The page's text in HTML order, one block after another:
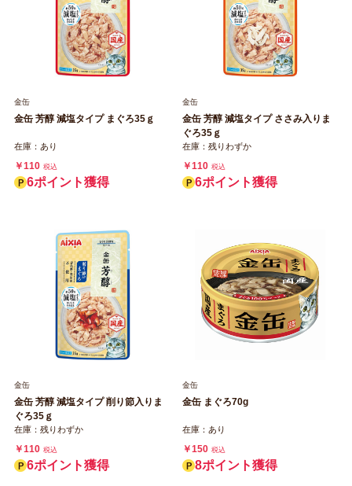
金缶
金缶 芳醇 減塩タイプ まぐろ35ｇ
在庫：あり
￥110 税込
6ポイント獲得
金缶
金缶 芳醇 減塩タイプ ささみ入りま
ぐろ35ｇ
在庫：残りわずか
￥110 税込
6ポイント獲得
金缶
金缶 芳醇 減塩タイプ 削り節入りま
ぐろ35ｇ
在庫：残りわずか
￥110 税込
6ポイント獲得
金缶
金缶 まぐろ70g
在庫：あり
￥150 税込
8ポイント獲得